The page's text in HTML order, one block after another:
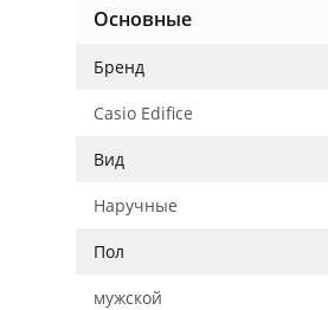
Основные
Бренд
Casio Edifice
Вид
Наручные
Пол
мужской